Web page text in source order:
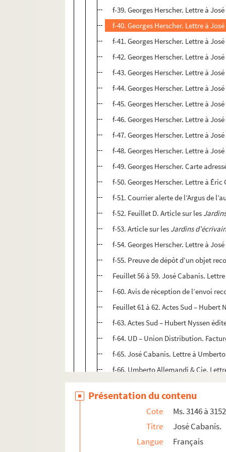
f-39. Georges Herscher. Lettre à
f-40. Georges Herscher. Lettre à
f-41. Georges Herscher. Lettre à
f-42. Georges Herscher. Lettre à
f-43. Georges Herscher. Lettre à
f-44. Georges Herscher. Lettre à
f-45. Georges Herscher. Lettre à
f-46. Georges Herscher. Lettre à
f-47. Georges Herscher. Lettre à
f-48. Georges Herscher. Lettre à
f-49. Georges Herscher. Carte
f-50. Georges Herscher. Lettre à
f-51. Courrier alerte de l’Argus de
f-52. Feuillet D. Article sur les
f-53. Article sur les Jardins
f-54. Georges Herscher. Lettre à
f-55. Preuve de dépôt d’un objet
Feuillet 56 à 59. José Cabanis.
f-60. Avis de réception de l’envoi
Feuillet 61 à 62. Actes Sud –
f-63. Actes Sud – Hubert Nyssen
f-64. UD – Union Distribution.
f-65. José Cabanis. Lettre à
f-66. Umberto Allemandi & Cie.
f-67. Pierre Rosenberg. Lettre à
Ms. 3149 (B). CABANIS, José (1922-2000).
Ms. 3150 (B). CABANIS, José (1922-
Présentation du contenu
Cote
Ms. 3146 à 3152
Titre
José Cabanis.
Langue
Français